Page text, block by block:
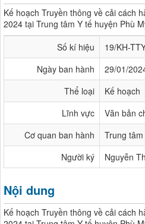
Kế hoạch Truyền thông về cải cách
2024 tại Trung tâm Y tế huyện Phù
Số kí hiệu
19/KH-
Ngày ban hành
29/01/
Thể loại
Kế hoạch
Lĩnh vực
Văn bản
Cơ quan ban hành
Trung
Người ký
Nguyễn
Nội dung
Kế hoạch Truyền thông về cải cách